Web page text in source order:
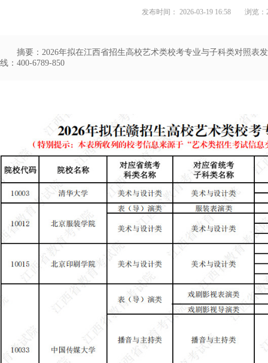
发布时间： 2026-03-19 16:58 浏览：
摘要：2026年拟在江西省招生高校艺术类校考专业与子科类对照表
线：400-6789-850